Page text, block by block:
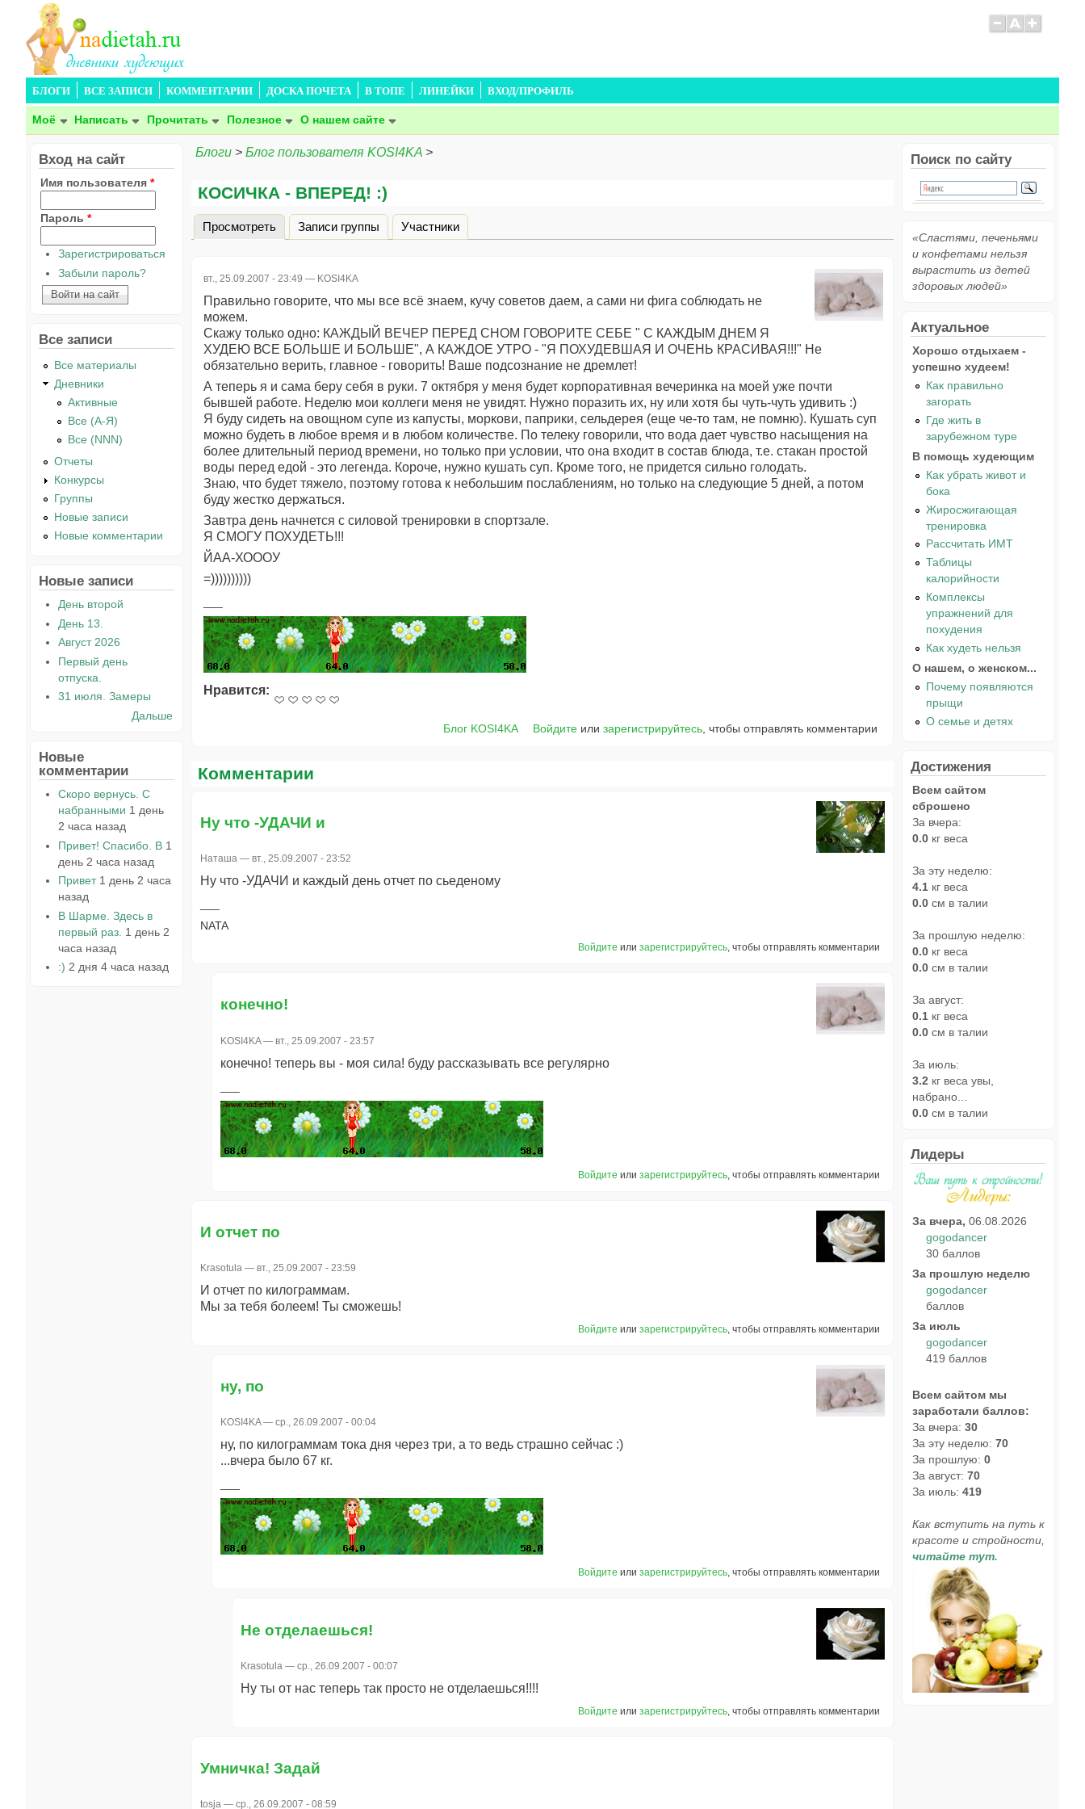
БЛОГИ ВСЕ ЗАПИСИ КОММЕНТАРИИ ДОСКА ПОЧЕТА В ТОПЕ ЛИНЕЙКИ ВХОД/ПРОФИЛЬ
Моё Написать Прочитать Полезное О нашем сайте
Блоги > Блог пользователя KOSI4KA >
КОСИЧКА - ВПЕРЕД! :)
Главные вкладки
Просмотреть (активная вкладка)
Записи группы Участники
вт., 25.09.2007 - 23:49 — KOSI4KA
Правильно говорите, что мы все всё знаем, кучу советов даем, а сами ни фига соблюдать не
можем.
Скажу только одно: КАЖДЫЙ ВЕЧЕР ПЕРЕД СНОМ ГОВОРИТЕ СЕБЕ " С КАЖДЫМ ДНЕМ Я
ХУДЕЮ ВСЕ БОЛЬШЕ И БОЛЬШЕ", А КАЖДОЕ УТРО - "Я ПОХУДЕВШАЯ И ОЧЕНЬ КРАСИВАЯ!!!" Не
обязательно верить, главное - говорить! Ваше подсознание не дремлет!
А теперь я и сама беру себя в руки. 7 октября у меня будет корпоративная вечеринка на моей уже почти
бывшей работе. Неделю мои коллеги меня не увидят. Нужно поразить их, ну или хотя бы чуть-чуть удивить :)
Я буду сидеть на овощном супе из капусты, моркови, паприки, сельдерея (еще че-то там, не помню). Кушать суп
можно будеть в любое время и в любом количестве. По телеку говорили, что вода дает чувство насыщения на
более длительный период времени, но только при условии, что она входит в состав блюда, т.е. стакан простой
воды перед едой - это легенда. Короче, нужно кушать суп. Кроме того, не придется сильно голодать.
Знаю, что будет тяжело, поэтому готова к небольшим послаблениям, но только на следующие 5 дней, а потом
буду жестко держаться.
Завтра день начнется с силовой тренировки в спортзале.
Я СМОГУ ПОХУДЕТЬ!!!
ЙАА-ХОООУ
=))))))))))
Нравится:
Блог KOSI4KA Войдите илизарегистрируйтесь , чтобы отправлять комментарии
Комментарии
Ну что -УДАЧИ и
Наташа — вт., 25.09.2007 - 23:52
Ну что -УДАЧИ и каждый день отчет по сьеденому
NATA
Войдите или зарегистрируйтесь, чтобы отправлять комментарии
конечно!
KOSI4KA— вт., 25.09.2007 - 23:57
конечно! теперь вы - моя сила! буду рассказывать все регулярно
Войдите или зарегистрируйтесь , чтобы отправлять комментарии
И отчет по
Krasotula — вт., 25.09.2007 - 23:59
И отчет по килограммам.
Мы за тебя болеем! Ты сможешь!
Войдите или зарегистрируйтесь, чтобы отправлять комментарии
ну, по
KOSI4KA— ср., 26.09.2007 - 00:04
ну, по килограммам тока дня через три, а то ведь страшно сейчас :)
...вчера было 67 кг.
Войдите или зарегистрируйтесь, чтобы отправлять комментарии
Не отделаешься!
Krasotula — ср., 26.09.2007 - 00:07
Ну ты от нас теперь так просто не отделаешься!!!!
Войдите или зарегистрируйтесь , чтобы отправлять комментарии
Умничка! Задай
tosja — ср., 26.09.2007 - 08:59
Вход на сайт
Имя пользователя *
Пароль *
Зарегистрироваться
Забыли пароль?
Все записи
Все материалы
Дневники
Активные
Все (А-Я)
Все (NNN)
Отчеты
Конкурсы
Группы
Новые записи
Новые комментарии
Новые записи
День второй
День 13.
Август 2026
Первый день
отпуска.
31 июля. Замеры
Дальше
Новые
комментарии
Скоро вернусь. С
набранными 1 день
2 часа назад
Привет! Спасибо. В 1
день 2 часа назад
Привет 1 день 2 часа
назад
В Шарме. Здесь в
первый раз. 1 день 2
часа назад
:) 2 дня 4 часа назад
Поиск по сайту
«Сластями, печеньями
и конфетами нельзя
вырастить из детей
здоровых людей»
Актуальное
Хорошо отдыхаем -
успешно худеем!
Как правильно
загорать
Где жить в
зарубежном туре
В помощь худеющим
Как убрать живот и
бока
Жиросжигающая
тренировка
Рассчитать ИМТ
Таблицы
калорийности
Комплексы
упражнений для
похудения
Как худеть нельзя
О нашем, о женском...
Почему появляются
прыщи
О семье и детях
Достижения
Всем сайтом
сброшено
За вчера:
0.0 кг веса
За эту неделю:
4.1 кг веса
0.0 см в талии
За прошлую неделю:
0.0 кг веса
0.0 см в талии
За август:
0.1 кг веса
0.0 см в талии
За июль:
3.2 кг веса увы,
набрано...
0.0 см в талии
Лидеры
За вчера, 06.08.2026
gogodancer
30 баллов
За прошлую неделю
gogodancer
баллов
За июль
gogodancer
419 баллов
Всем сайтом мы
заработали баллов:
За вчера: 30
За эту неделю: 70
За прошлую: 0
За август: 70
За июль: 419
Как вступить на путь к
красоте и стройности,
читайте тут.